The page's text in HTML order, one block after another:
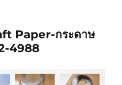
Paper-กระดาษ
4988